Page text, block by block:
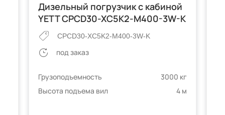
Дизельный погрузчик с кабиной
YETT CPCD30-XC5K2-M400-3W-K
CPCD30-XC5K2-M400-3W-K
под заказ
Грузоподъемность
3000 кг
Высота подъема вил
4 м